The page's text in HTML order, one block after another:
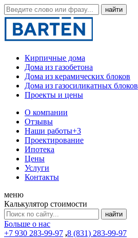
Кирпичные дома
Дома из газобетона
Дома из керамических блоков
Дома из газосиликатных блоков
Проекты и цены
О компании
Отзывы
Наши работы+3
Проектирование
Ипотека
Цены
Услуги
Контакты
меню
Калькулятор стоимости
Больше о нас
+7 930 283-99-97 ,8 (831) 283-99-97